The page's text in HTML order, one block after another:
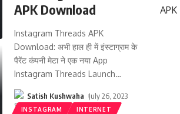
APK Download
Instagram Threads APK
Download: अभी हाल ही में इंस्टाग्राम के
पैरेंट कंपनी मेटा ने एक नया App
Instagram Threads Launch…
Satish Kushwaha July 26, 2023
INSTAGRAM INTERNET